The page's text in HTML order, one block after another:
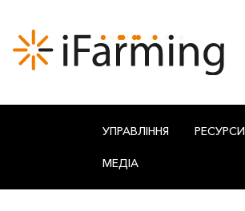
УПРАВЛІННЯ РЕСУРСИ
МЕДІА